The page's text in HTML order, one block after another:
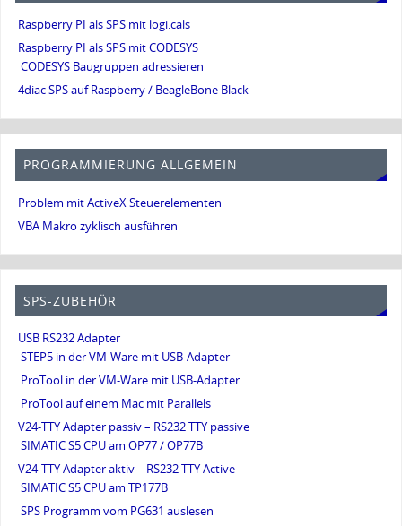
Raspberry PI als SPS mit logi.cals
Raspberry PI als SPS mit CODESYS
CODESYS Baugruppen adressieren
4diac SPS auf Raspberry / BeagleBone Black
PROGRAMMIERUNG ALLGEMEIN
Problem mit ActiveX Steuerelementen
VBA Makro zyklisch ausführen
SPS-ZUBEHÖR
USB RS232 Adapter
STEP5 in der VM-Ware mit USB-Adapter
ProTool in der VM-Ware mit USB-Adapter
ProTool auf einem Mac mit Parallels
V24-TTY Adapter passiv – RS232 TTY passive
SIMATIC S5 CPU am OP77 / OP77B
V24-TTY Adapter aktiv – RS232 TTY Active
SIMATIC S5 CPU am TP177B
SPS Programm vom PG631 auslesen